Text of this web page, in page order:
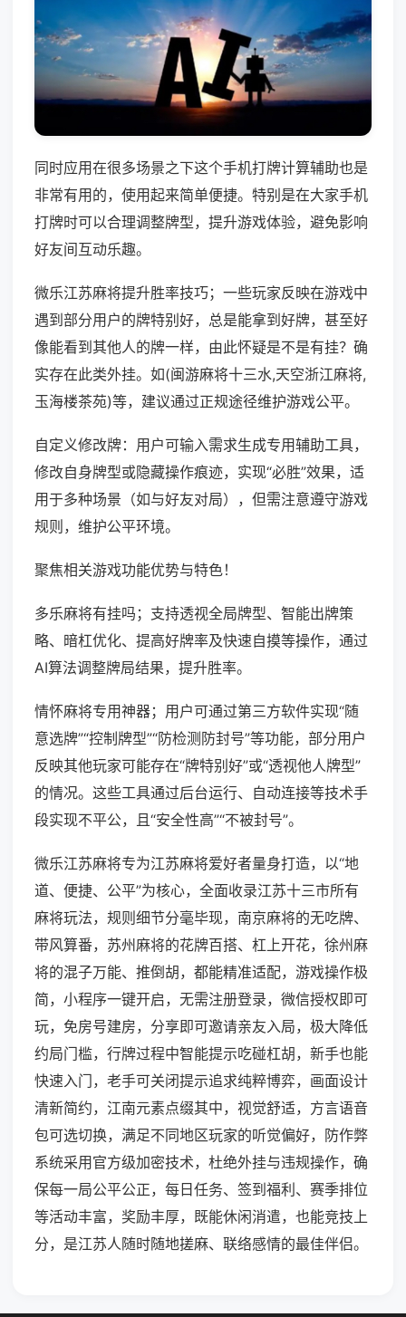
同时应用在很多场景之下这个手机打牌计算辅助也是
非常有用的，使用起来简单便捷。特别是在大家手机
打牌时可以合理调整牌型，提升游戏体验，避免影响
好友间互动乐趣。
微乐江苏麻将提升胜率技巧；一些玩家反映在游戏中
遇到部分用户的牌特别好，总是能拿到好牌，甚至好
像能看到其他人的牌一样，由此怀疑是不是有挂？确
实存在此类外挂。如(闽游麻将十三水,天空浙江麻将,
玉海楼茶苑)等，建议通过正规途径维护游戏公平。
自定义修改牌：用户可输入需求生成专用辅助工具，
修改自身牌型或隐藏操作痕迹，实现“必胜”效果，适
用于多种场景（如与好友对局），但需注意遵守游戏
规则，维护公平环境。
聚焦相关游戏功能优势与特色！
多乐麻将有挂吗；支持透视全局牌型、智能出牌策
略、暗杠优化、提高好牌率及快速自摸等操作，通过
AI算法调整牌局结果，提升胜率。
情怀麻将专用神器；用户可通过第三方软件实现“随
意选牌”“控制牌型”“防检测防封号”等功能，部分用户
反映其他玩家可能存在“牌特别好”或“透视他人牌型”
的情况。这些工具通过后台运行、自动连接等技术手
段实现不平公，且“安全性高”“不被封号”。
微乐江苏麻将专为江苏麻将爱好者量身打造，以“地
道、便捷、公平”为核心，全面收录江苏十三市所有
麻将玩法，规则细节分毫毕现，南京麻将的无吃牌、
带风算番，苏州麻将的花牌百搭、杠上开花，徐州麻
将的混子万能、推倒胡，都能精准适配，游戏操作极
简，小程序一键开启，无需注册登录，微信授权即可
玩，免房号建房，分享即可邀请亲友入局，极大降低
约局门槛，行牌过程中智能提示吃碰杠胡，新手也能
快速入门，老手可关闭提示追求纯粹博弈，画面设计
清新简约，江南元素点缀其中，视觉舒适，方言语音
包可选切换，满足不同地区玩家的听觉偏好，防作弊
系统采用官方级加密技术，杜绝外挂与违规操作，确
保每一局公平公正，每日任务、签到福利、赛季排位
等活动丰富，奖励丰厚，既能休闲消遣，也能竞技上
分，是江苏人随时随地搓麻、联络感情的最佳伴侣。